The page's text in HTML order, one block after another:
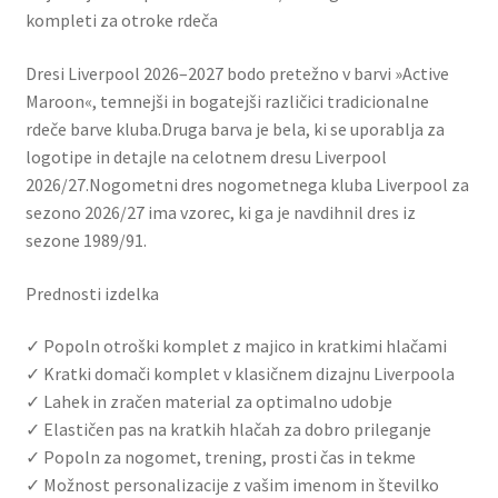
kompleti za otroke rdeča
Dresi Liverpool 2026–2027 bodo pretežno v barvi »Active
Maroon«, temnejši in bogatejši različici tradicionalne
rdeče barve kluba.Druga barva je bela, ki se uporablja za
logotipe in detajle na celotnem dresu Liverpool
2026/27.Nogometni dres nogometnega kluba Liverpool za
sezono 2026/27 ima vzorec, ki ga je navdihnil dres iz
sezone 1989/91.
Prednosti izdelka
✓ Popoln otroški komplet z majico in kratkimi hlačami
✓ Kratki domači komplet v klasičnem dizajnu Liverpoola
✓ Lahek in zračen material za optimalno udobje
✓ Elastičen pas na kratkih hlačah za dobro prileganje
✓ Popoln za nogomet, trening, prosti čas in tekme
✓ Možnost personalizacije z vašim imenom in številko